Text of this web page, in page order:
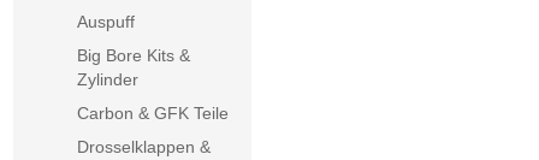
Auspuff
Big Bore Kits &
Zylinder
Carbon & GFK Teile
Drosselklappen &